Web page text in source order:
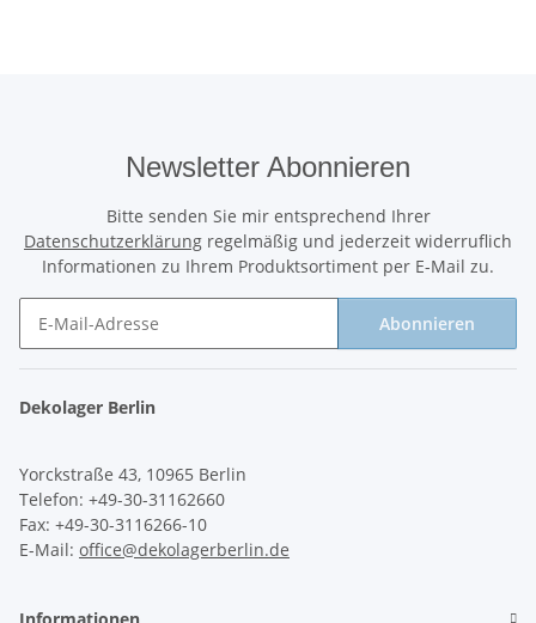
Newsletter Abonnieren
Bitte senden Sie mir entsprechend Ihrer
Datenschutzerklärung regelmäßig und jederzeit widerruflich
Informationen zu Ihrem Produktsortiment per E-Mail zu.
Abonnieren
Dekolager Berlin
Yorckstraße 43, 10965 Berlin
Telefon: +49-30-31162660
Fax: +49-30-3116266-10
E-Mail: office@dekolagerberlin.de